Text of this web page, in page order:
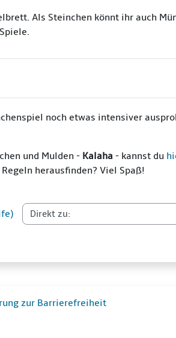
Als Steinchen könnt ihr auch
noch etwas intensiver
und Mulden - Kalaha - kannst du
herausfinden? Viel Spaß!
zur Barrierefreiheit